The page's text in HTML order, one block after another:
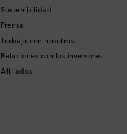
Sostenibilidad
Prensa
Trabaja con nosotros
Relaciones con los inversores
Afiliados